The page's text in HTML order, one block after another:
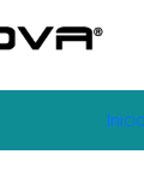
Inicio
Vitaminas y